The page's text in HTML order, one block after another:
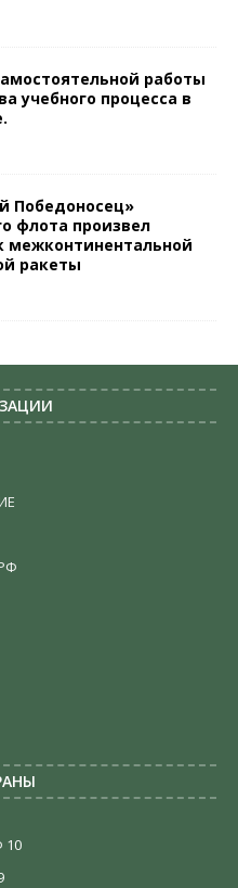
работы
учебного процесса в
Победоносец»
флота произвел
межконтинентальной
ракеты
10